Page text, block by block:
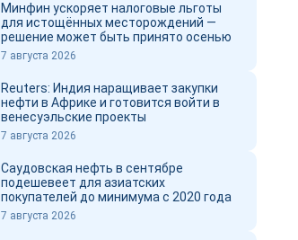
Минфин ускоряет налоговые льготы
для истощённых месторождений —
решение может быть принято осенью
7 августа 2026
Reuters: Индия наращивает закупки
нефти в Африке и готовится войти в
венесуэльские проекты
7 августа 2026
Саудовская нефть в сентябре
подешевеет для азиатских
покупателей до минимума с 2020 года
7 августа 2026